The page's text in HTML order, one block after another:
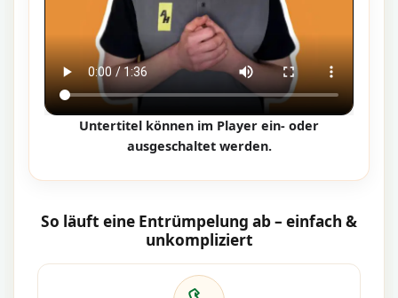
Untertitel können im Player ein- oder
ausgeschaltet werden.
So läuft eine Entrümpelung ab – einfach &
unkompliziert